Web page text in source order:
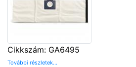
Cikkszám: GA6495
További részletek...